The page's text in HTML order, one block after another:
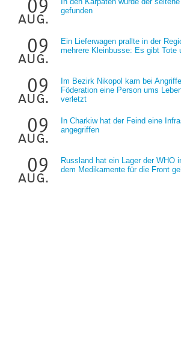
09
aug.
gefunden
09
aug.
Ein Lieferwagen prallte in der
mehrere Kleinbusse: Es gibt Tote
09
aug.
Im Bezirk Nikopol kam bei
Föderation eine Person ums
verletzt
09
aug.
In Charkiw hat der Feind eine
angegriffen
09
aug.
Russland hat ein Lager der WHO
dem Medikamente für die Front